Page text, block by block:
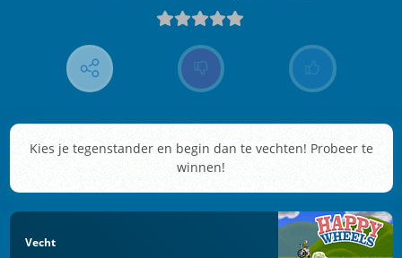
Kies je tegenstander en begin dan te vechten! Probeer te
winnen!
Vecht